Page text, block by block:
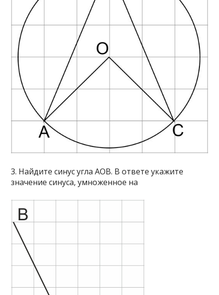
3. Найдите синус угла AOB. В ответе укажите
значение синуса, умноженное на